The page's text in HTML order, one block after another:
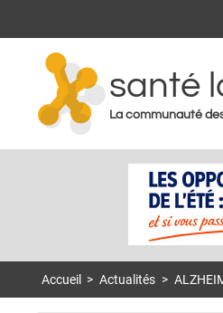
santé
La communauté
Accueil > Actualités >